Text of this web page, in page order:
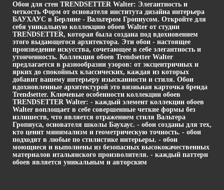
Обои для стен TRENDSETTER Walter: Элегантность и
четкость Форм от основателя института дизайна интерьера
БАУХАУС в Берлине - Вальтером Гропиусом. Откройте для
себя уникальную коллекцию обоев Walter от студии
TRENDSETTER, которая была создана под вдохновением
этого выдающегося архитектора. Эти обои - настоящее
произведение искусства, сочетающее в себе элегантность и
утонченность. Коллекция обоев Trendsetter Walter
предлагается в разнообразии узоров: от эксцентричных и
ярких до спокойных классических, каждая из которых
добавит вашему интерьеру изысканности и стиля. Обои
вдохновленные архитектурой это визиьная карточка бренда
Trendsetter. Ключевые особенности коллекции обоев
TRENDSETTER Walter: - каждый элемент коллекции обоев
Walter воплощает в себе совершенные четкие формы без
излишеств, что является отражением стиля Вальтера
Гропиуса, основателя школы Баухаус. - обои созданы для тех,
кто ценит минимализм и геометрическую точность. - обои
подходят в любые по стилистике интерьеры. - обои
моющиеся и выполнены из безопасных высококачественных
материалов итальянского произволителя. - каждый паттерн
обоев является уникальным и авторским